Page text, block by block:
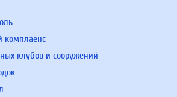
комплаенс
клубов и сооружений